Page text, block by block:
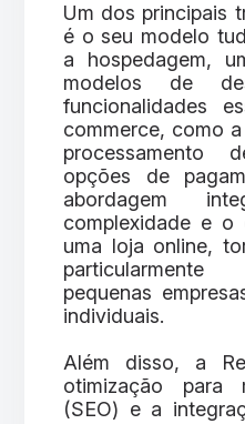
Um dos principais
é o seu modelo
a hospedagem,
modelos de
funcionalidades
commerce, como
processamento
opções de
abordagem
complexidade e
uma loja online,
pequenas
individuais.
Além disso, a
otimização para
(SEO) e a